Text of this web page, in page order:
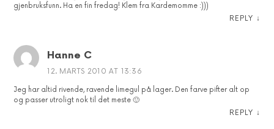
gjenbruksfunn. Ha en fin fredag! Klem fra Kardemomme :)))
REPLY ↓
Hanne C
12. MARTS 2010 AT 13:36
Jeg har altid rivende, ravende limegul på lager. Den farve pifter alt op
og passer utroligt nok til det meste 🙂
REPLY ↓